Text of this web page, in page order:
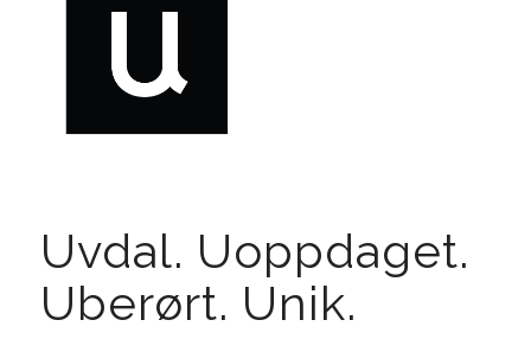
Uvdal. Uoppdaget.
Uberørt. Unik.